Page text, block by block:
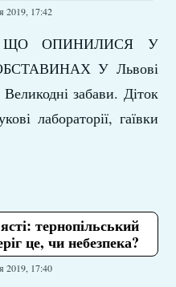
2019, 17:42
ЩО ОПИНИЛИСЯ У
У Львові
забави. Діток
лабораторії, гаївки
тернопільський
це, чи небезпека?
2019, 17:40